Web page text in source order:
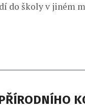
školy v jiném